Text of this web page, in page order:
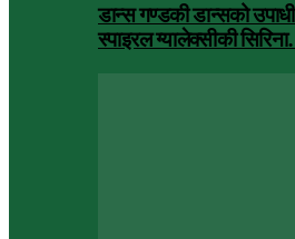
डान्स गण्डकी डान्सको
स्पाइरल ग्यालेक्सीकी